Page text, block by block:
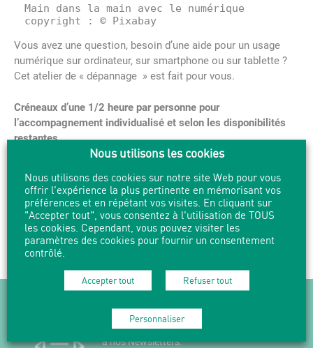
Main dans la main avec le numérique
copyright : © Pixabay
Vous avez une question, besoin d’une aide pour un usage
numérique sur ordinateur, sur smartphone ou sur tablette ?
Cet atelier de « dépannage » est fait pour vous.
Créneaux d’une 1/2 heure par personne pour
l’accompagnement individualisé et selon les disponibilités
restantes
PARTAGER IMPRIMER
Suivez l'actualité en vous abonnant
à nos Newsletters.
Nous utilisons les cookies
Nous utilisons des cookies sur notre site Web pour vous
offrir l'expérience la plus pertinente en mémorisant vos
préférences et en répétant vos visites. En cliquant sur
"Accepter tout", vous consentez à l'utilisation de TOUS
les cookies. Cependant, vous pouvez visiter les
paramètres des cookies pour fournir un consentement
contrôlé.
Accepter tout Refuser tout
Personnaliser